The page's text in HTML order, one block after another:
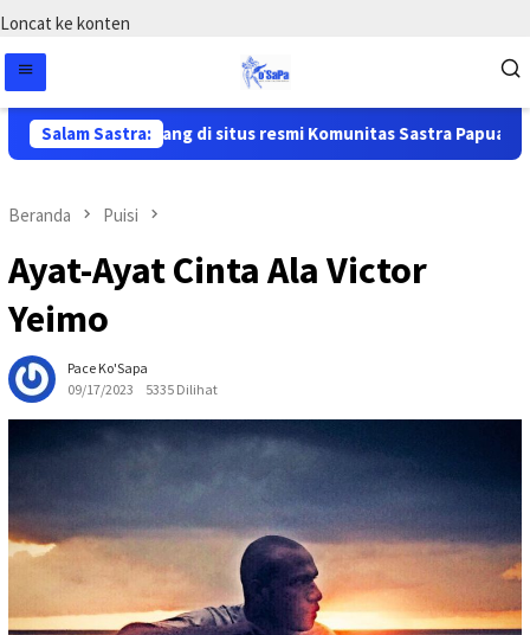
Loncat ke konten
Salam Sastra:
Selamat datang di situs resmi Komunitas Sastra Papua (
Beranda Puisi
Ayat-Ayat Cinta Ala Victor
Yeimo
Pace Ko'Sapa
09/17/2023
5335 Dilihat